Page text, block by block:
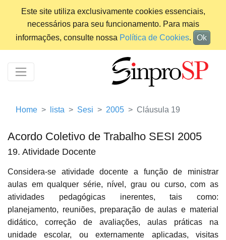
Este site utiliza exclusivamente cookies essenciais,
necessários para seu funcionamento. Para mais
informações, consulte nossa Política de Cookies. Ok
Home lista Sesi 2005 Cláusula 19
Acordo Coletivo de Trabalho SESI 2005
19. Atividade Docente
Considera-se atividade docente a função de ministrar
aulas em qualquer série, nível, grau ou curso, com as
atividades pedagógicas inerentes, tais como:
planejamento, reuniões, preparação de aulas e material
didático, correção de avaliações, aulas práticas na
unidade escolar, ou externamente aplicadas, visitas